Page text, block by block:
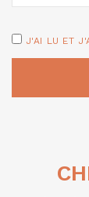
J'AI LU ET